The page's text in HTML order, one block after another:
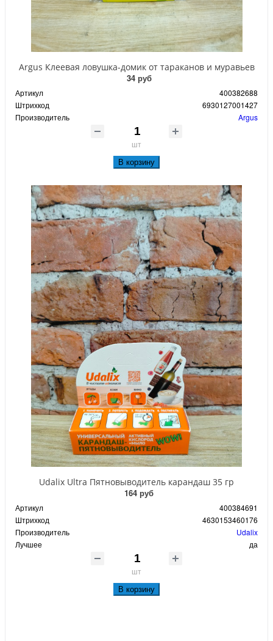
Argus Клеевая ловушка-домик от тараканов и муравьев
34 руб
Артикул
400382688
Штрихкод
6930127001427
Производитель
Argus
шт
В корзину
Udalix Ultra Пятновыводитель карандаш 35 гр
164 руб
Артикул
400384691
Штрихкод
4630153460176
Производитель
Udalix
Лучшее
да
шт
В корзину